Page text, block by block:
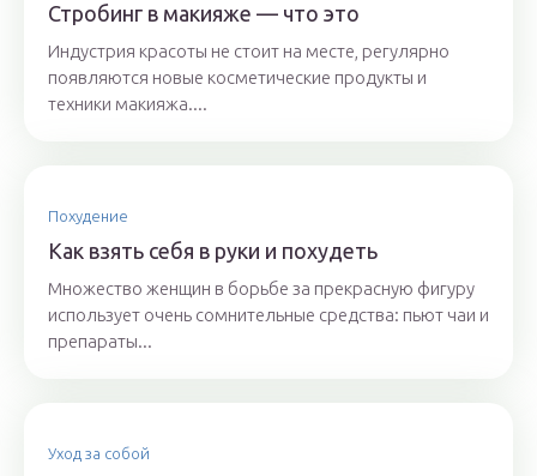
Стробинг в макияже — что это
Индустрия красоты не стоит на месте, регулярно
появляются новые косметические продукты и
техники макияжа....
Похудение
Как взять себя в руки и похудеть
Множество женщин в борьбе за прекрасную фигуру
использует очень сомнительные средства: пьют чаи и
препараты...
Уход за собой